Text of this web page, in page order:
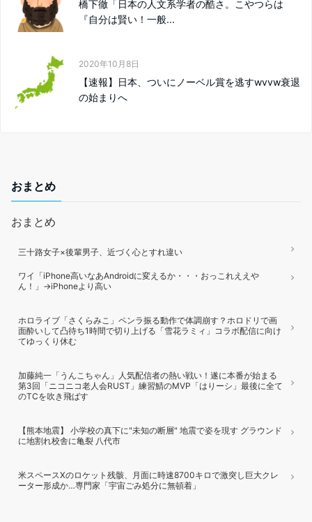
橋下徹「日本の人文系学者の酷さ。こやつらは
『自分は賢い！一般...
2020年10月8日
【速報】日本、ついにノーベル賞を逃すwvvw衰退
の始まりへ
おまとめ
おまとめ
三十路女子×後輩男子、近づく心とすれ違い
ワイ「iPhone高いなあAndroidに変えるか・・・おっこれええや
ん！」→iPhoneより高い
ホロライブ「さくらみこ」ペンラ振る動作で体調崩す？ホロドリで画
面酔いして凸待ち1時間で切り上げる「雪花ラミィ」コラボ配信に向け
てゆっくり休む
加藤純一「うんこちゃん」人気配信者の熱い戦い！遂に本番が始まる
第3回「ニコニコ老人会RUST」練習鯖のMVP「はりーシ」最後に全て
のTCを吹き飛ばす
【熊本地震】 小学校の真下に"未知の断層" 地震で姿を現す グラウンド
に地割れ校舎に亀裂 八代市
米スペースXのロケット残骸、月面に時速8700キロで激突し巨大クレ
ーター形成か…専門家「宇宙ごみ処分に無頓着」